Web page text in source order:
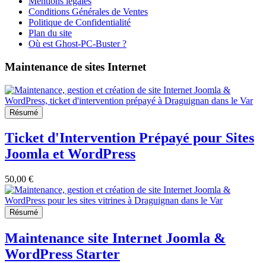
Conditions Générales de Ventes
Politique de Confidentialité
Plan du site
Où est Ghost-PC-Buster ?
Maintenance de sites Internet
Résumé
Ticket d'Intervention Prépayé pour Sites
Joomla et WordPress
50,00 €
Résumé
Maintenance site Internet Joomla &
WordPress Starter